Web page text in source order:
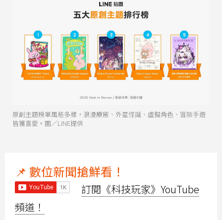
原創主題榜單風格多樣，浪漫療癒、外星怪誕、虛擬角色、冒險手遊
皆獲喜愛。圖／LINE提供
📌 數位新聞搶鮮看！
訂閱《科技玩家》YouTube
頻道！